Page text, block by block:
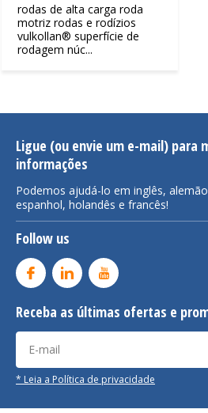
rodas de alta carga roda
motriz rodas e rodízios
vulkollan® superfície de
rodagem núc...
Ligue (ou envie um e-mail) para
informações
Podemos ajudá-lo em inglês,
espanhol, holandês e francês!
Follow us
Receba as últimas ofertas e
* Leia a Política de privacidade